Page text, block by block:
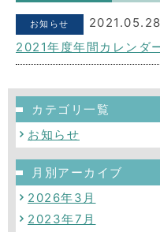
お知らせ
2021.05.28
2021年度年間カレンダ
カテゴリ一覧
お知らせ
月別アーカイブ
2026年3月
2023年7月